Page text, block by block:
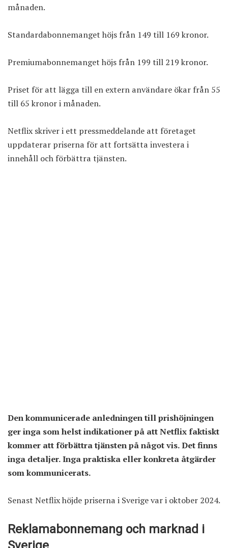
månaden.
Standardabonnemanget höjs från 149 till 169 kronor.
Premiumabonnemanget höjs från 199 till 219 kronor.
Priset för att lägga till en extern användare ökar från 55
till 65 kronor i månaden.
Netflix skriver i ett pressmeddelande att företaget
uppdaterar priserna för att fortsätta investera i
innehåll och förbättra tjänsten.
Den kommunicerade anledningen till prishöjningen
ger inga som helst indikationer på att Netflix faktiskt
kommer att förbättra tjänsten på något vis. Det finns
inga detaljer. Inga praktiska eller konkreta åtgärder
som kommunicerats.
Senast Netflix höjde priserna i Sverige var i oktober 2024.
Reklamabonnemang och marknad i